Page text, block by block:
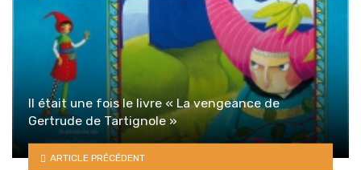
Il était une fois le livre « La vengeance de
Gertrude de Tartignole »
ARTICLE PRÉCÉDENT